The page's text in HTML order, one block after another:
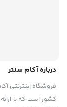
درباره آکام سنتر
فروشگاه اینترنتی
کشور است که با